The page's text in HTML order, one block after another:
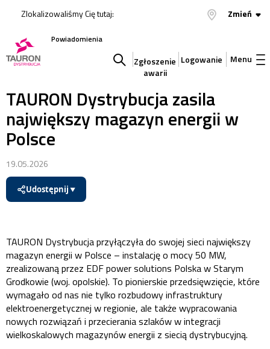
Zlokalizowaliśmy Cię tutaj: Zmień
Powiadomienia
Szukaj
w
Zgłoszenie
awarii
Logowanie Menu
TAURON Dystrybucja zasila
największy magazyn energii w
Polsce
19.05.2026
Udostępnij ▼
TAURON Dystrybucja przyłączyła do swojej sieci największy
magazyn energii w Polsce – instalację o mocy 50 MW,
zrealizowaną przez EDF power solutions Polska w Starym
Grodkowie (woj. opolskie). To pionierskie przedsięwzięcie, które
wymagało od nas nie tylko rozbudowy infrastruktury
elektroenergetycznej w regionie, ale także wypracowania
nowych rozwiązań i przecierania szlaków w integracji
wielkoskalowych magazynów energii z siecią dystrybucyjną.